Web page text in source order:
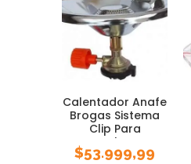
Calentador Anafe
Brogas Sistema
Clip Para
Cartucho Gas
$53.999,99